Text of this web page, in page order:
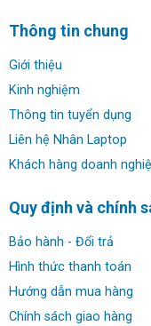
Thông tin chung
Giới thiệu
Kinh nghiệm
Thông tin tuyển dụng
Liên hệ Nhân Laptop
Khách hàng doanh
Quy định và chính
Bảo hành - Đổi trả
Hình thức thanh toán
Hướng dẫn mua hàng
Chính sách giao hàng